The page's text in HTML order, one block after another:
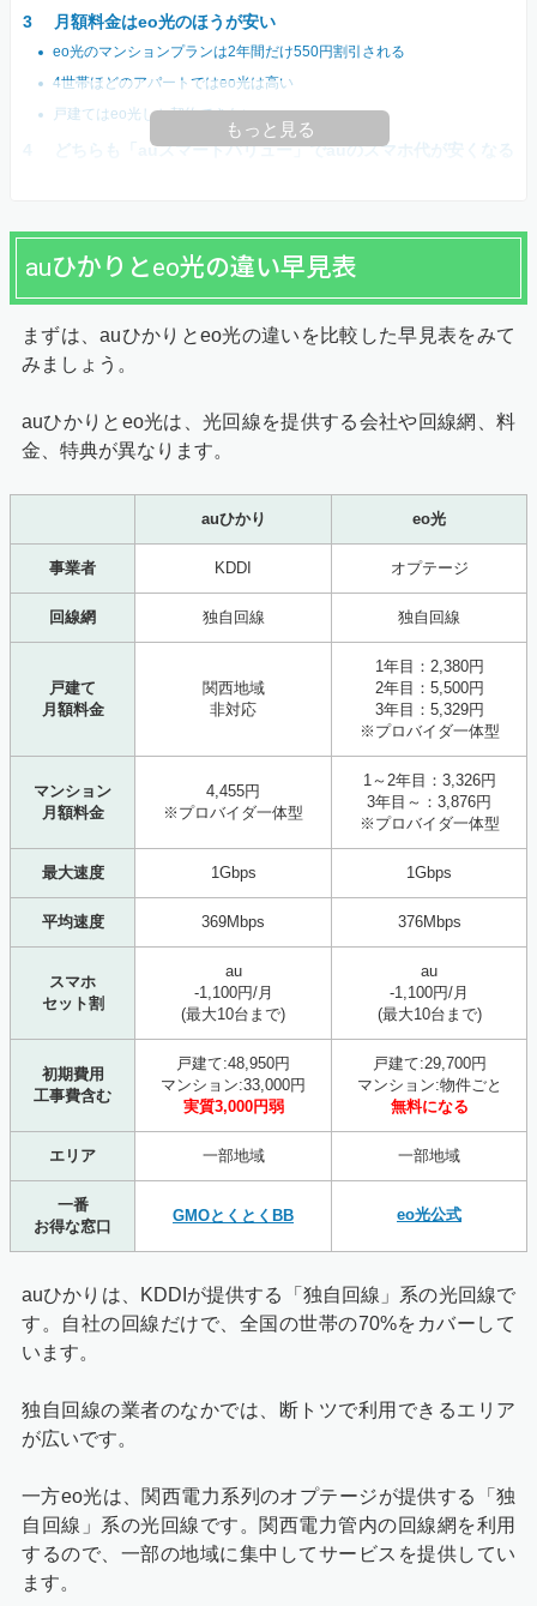
月額料金はeo光のほうが安い
eo光のマンションプランは2年間だけ550円割引される
4世帯ほどのアパートではeo光は高い
戸建てはeo光しか契約できない
どちらも「auスマートバリュー」でauのスマホ代が安くなる
もっと見る
auひかりとeo光の違い早見表
まずは、auひかりとeo光の違いを比較した早見表をみて
みましょう。
auひかりとeo光は、光回線を提供する会社や回線網、料
金、特典が異なります。
auひかり eo光
事業者 KDDI オプテージ
回線網 独自回線 独自回線
戸建て
月額料金
関西地域
非対応
1年目：2,380円
2年目：5,500円
3年目：5,329円
※プロバイダ一体型
マンション
月額料金
4,455円
※プロバイダ一体型
1～2年目：3,326円
3年目～：3,876円
※プロバイダ一体型
最大速度 1Gbps 1Gbps
平均速度 369Mbps 376Mbps
スマホ
セット割
au
-1,100円/月
(最大10台まで)
au
-1,100円/月
(最大10台まで)
初期費用
工事費含む
戸建て:48,950円
マンション:33,000円
実質3,000円弱
戸建て:29,700円
マンション:物件ごと
無料になる
エリア 一部地域 一部地域
一番
お得な窓口
GMOとくとくBB eo光公式
auひかりは、KDDIが提供する「独自回線」系の光回線で
す。自社の回線だけで、全国の世帯の70%をカバーして
います。
独自回線の業者のなかでは、断トツで利用できるエリア
が広いです。
一方eo光は、関西電力系列のオプテージが提供する「独
自回線」系の光回線です。関西電力管内の回線網を利用
するので、一部の地域に集中してサービスを提供してい
ます。